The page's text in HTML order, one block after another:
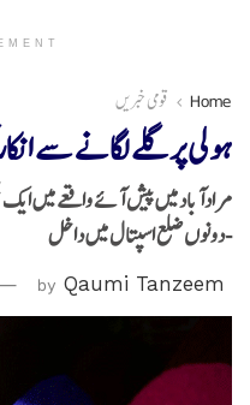
Home قومی خبریں
ہولی پر گلے لگانے سے
مرادآباد میں پیش آئے واقعے میں
-دونوں ضلع اسپتال میں داخل
by Qaumi Tanzeem